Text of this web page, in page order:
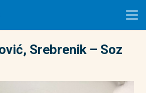
Srebrenik – Soz